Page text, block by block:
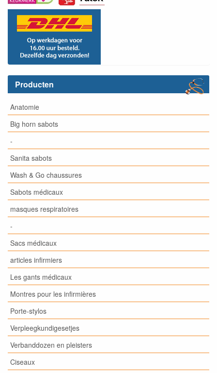
Producten
Anatomie
Big horn sabots
-
Sanita sabots
Wash & Go chaussures
Sabots médicaux
masques respiratoires
-
Sacs médicaux
articles infirmiers
Les gants médicaux
Montres pour les infirmières
Porte-stylos
Verpleegkundigesetjes
Verbanddozen en pleisters
Ciseaux